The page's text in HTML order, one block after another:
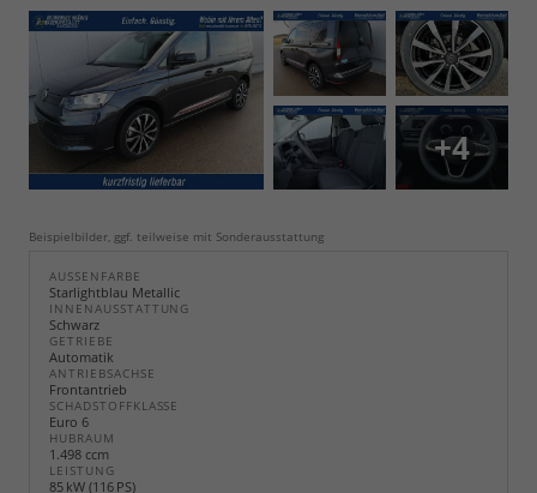
+4
Beispielbilder, ggf. teilweise mit Sonderausstattung
AUSSENFARBE
Starlightblau Metallic
INNENAUSSTATTUNG
Schwarz
GETRIEBE
Automatik
ANTRIEBSACHSE
Frontantrieb
SCHADSTOFFKLASSE
Euro 6
HUBRAUM
1.498 ccm
LEISTUNG
85 kW (116 PS)